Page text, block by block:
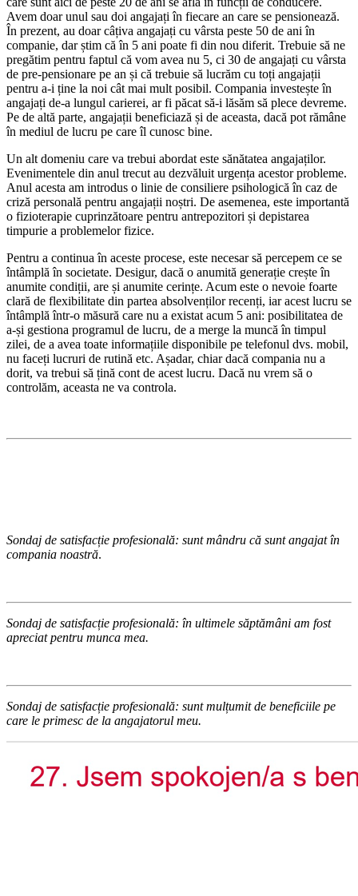
Avem doar unul sau doi angajați în fiecare an care se pensionează.
În prezent, au doar câțiva angajați cu vârsta peste 50 de ani în
companie, dar știm că în 5 ani poate fi din nou diferit. Trebuie să ne
pregătim pentru faptul că vom avea nu 5, ci 30 de angajați cu vârsta
de pre-pensionare pe an și că trebuie să lucrăm cu toți angajații
pentru a-i ține la noi cât mai mult posibil. Compania investește în
angajați de-a lungul carierei, ar fi păcat să-i lăsăm să plece devreme.
Pe de altă parte, angajații beneficiază și de aceasta, dacă pot rămâne
în mediul de lucru pe care îl cunosc bine.
Un alt domeniu care va trebui abordat este sănătatea angajaților.
Evenimentele din anul trecut au dezvăluit urgența acestor probleme.
Anul acesta am introdus o linie de consiliere psihologică în caz de
criză personală pentru angajații noștri. De asemenea, este importantă
o fizioterapie cuprinzătoare pentru antrepozitori și depistarea
timpurie a problemelor fizice.
Pentru a continua în aceste procese, este necesar să percepem ce se
întâmplă în societate. Desigur, dacă o anumită generație crește în
anumite condiții, are și anumite cerințe. Acum este o nevoie foarte
clară de flexibilitate din partea absolvenților recenți, iar acest lucru se
întâmplă într-o măsură care nu a existat acum 5 ani: posibilitatea de
a-și gestiona programul de lucru, de a merge la muncă în timpul
zilei, de a avea toate informațiile disponibile pe telefonul dvs. mobil,
nu faceți lucruri de rutină etc. Așadar, chiar dacă compania nu a
dorit, va trebui să țină cont de acest lucru. Dacă nu vrem să o
controlăm, aceasta ne va controla.
Sondaj de satisfacție profesională: sunt mândru că sunt angajat în
compania noastră.
Sondaj de satisfacție profesională: în ultimele săptămâni am fost
apreciat pentru munca mea.
Sondaj de satisfacție profesională: sunt mulțumit de beneficiile pe
care le primesc de la angajatorul meu.